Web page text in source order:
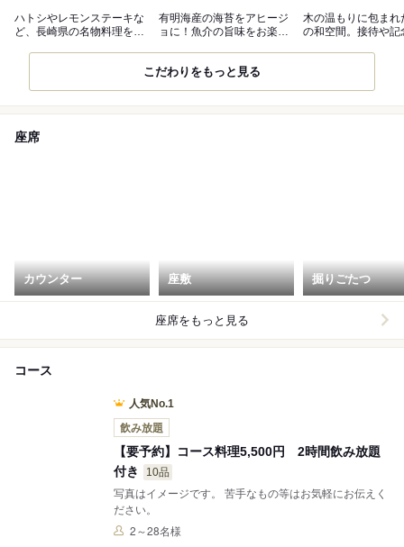
ハトシやレモンステーキな
ど、長崎県の名物料理をラ
有明海産の海苔をアヒージ
ョに！魚介の旨味をお楽し
木の温もりに包まれ
の和空間。接待や記
こだわりをもっと見る
座席
カウンター 座敷 掘りごたつ
座席をもっと見る
コース
人気No.1
飲み放題
【要予約】コース料理5,500円 2時間飲み放題
付き
10品
写真はイメージです。 苦手なもの等はお気軽にお伝えく
ださい。
2～28名様